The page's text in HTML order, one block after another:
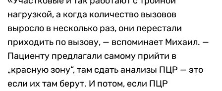
нагрузкой, а когда количество вызовов
выросло в несколько раз, они перестали
приходить по вызову, — вспоминает Михаил. —
Пациенту предлагали самому прийти в
„красную зону“, там сдать анализы ПЦР — это
если их там берут. И потом, если ПЦР